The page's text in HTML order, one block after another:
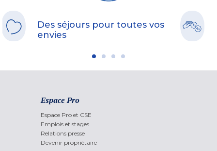
Des séjours pour toutes vos
envies
Espace Pro
Espace Pro et CSE
Emplois et stages
Relations presse
Devenir propriétaire